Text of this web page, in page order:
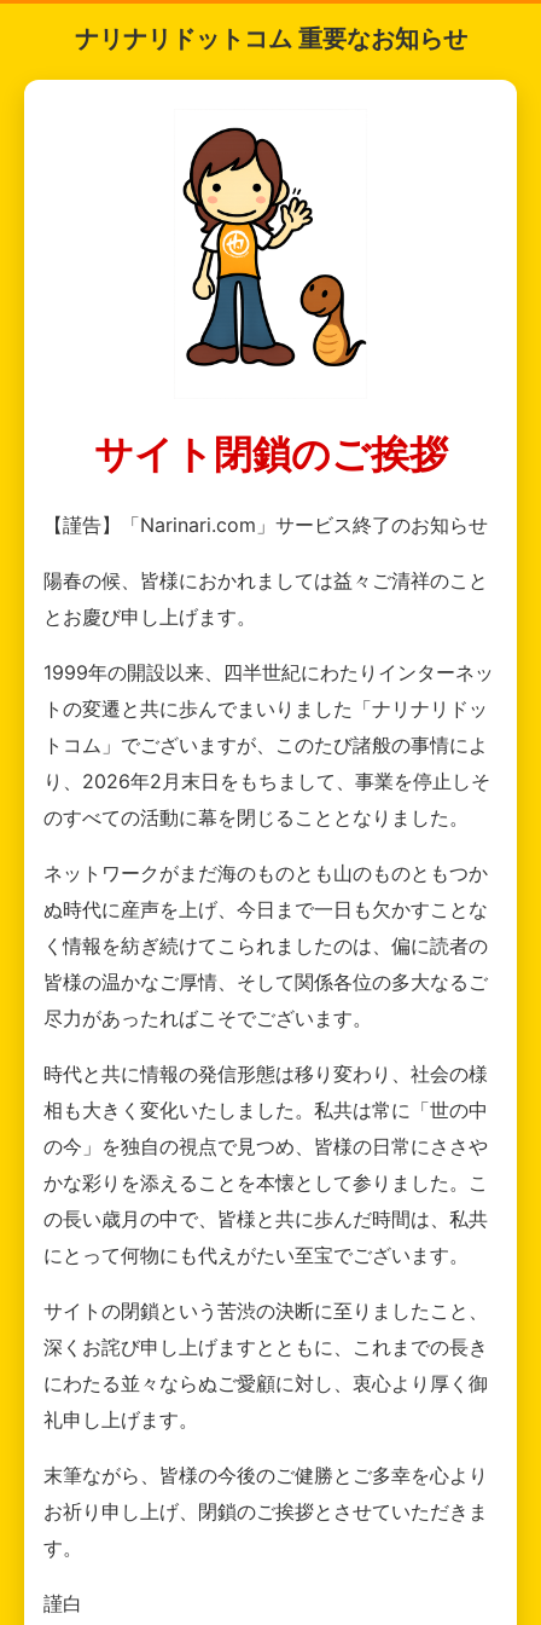
ナリナリドットコム 重要なお知らせ
サイト閉鎖のご挨拶
【謹告】「Narinari.com」サービス終了のお知らせ
陽春の候、皆様におかれましては益々ご清祥のこと
とお慶び申し上げます。
1999年の開設以来、四半世紀にわたりインターネッ
トの変遷と共に歩んでまいりました「ナリナリドッ
トコム」でございますが、このたび諸般の事情によ
り、2026年2月末日をもちまして、事業を停止しそ
のすべての活動に幕を閉じることとなりました。
ネットワークがまだ海のものとも山のものともつか
ぬ時代に産声を上げ、今日まで一日も欠かすことな
く情報を紡ぎ続けてこられましたのは、偏に読者の
皆様の温かなご厚情、そして関係各位の多大なるご
尽力があったればこそでございます。
時代と共に情報の発信形態は移り変わり、社会の様
相も大きく変化いたしました。私共は常に「世の中
の今」を独自の視点で見つめ、皆様の日常にささや
かな彩りを添えることを本懐として参りました。こ
の長い歳月の中で、皆様と共に歩んだ時間は、私共
にとって何物にも代えがたい至宝でございます。
サイトの閉鎖という苦渋の決断に至りましたこと、
深くお詫び申し上げますとともに、これまでの長き
にわたる並々ならぬご愛顧に対し、衷心より厚く御
礼申し上げます。
末筆ながら、皆様の今後のご健勝とご多幸を心より
お祈り申し上げ、閉鎖のご挨拶とさせていただきま
す。
謹白